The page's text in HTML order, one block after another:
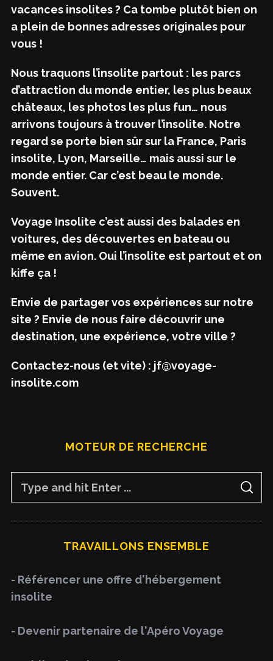
vacances insolites ? Ca tombe plutôt bien on
a plein de bonnes adresses originales pour
vous !
Nous traquons l’insolite partout : les parcs
d’attraction du monde entier, les plus beaux
châteaux, les photos les plus fun… nous
arrivons toujours à trouver l’insolite. Notre
regard se porte bien sûr sur la France, Paris
insolite, Lyon, Marseille… mais aussi sur le
monde entier. Car c’est beau le monde.
Souvent.
Voyage Insolite c’est aussi des balades en
voitures, des découvertes en bateau ou
même en avion. Oui l’insolite est partout et on
kiffe ça !
Envie de partager vos expériences sur notre
site ? Envie de nous faire découvrir une
destination, une expérience, votre ville ?
Contactez-nous (et vite) : jf@voyage-
insolite.com
MOTEUR DE RECHERCHE
f
o
:
S
A
C
TRAVAILLONS ENSEMBLE
- Référencer une offre d'hébergement
insolite
- Devenir partenaire de l'Apéro Voyage